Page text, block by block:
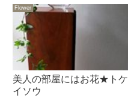
Flower
美人の部屋にはお花★トケ
イソウ